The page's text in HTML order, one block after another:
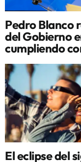
Pedro Blanco
del Gobierno
cumpliendo
El eclipse del